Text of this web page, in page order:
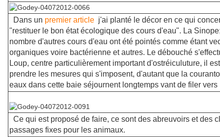
Dans un premier article j'ai planté le décor en ce qui
"restituer le bon état écologique des cours d'eau". La
nombre d'autres cours d'eau ont été pointés comme étant
organiques voire bactérienne et autres. Le débouché
Loup, centre particulièrement important d'ostréiculuture, il
prendre les mesures qui s'imposent, d'autant que la
eaux dans cette baie séjournent longtemps vant de filer vers
Ce qui est proposé de faire, ce sont des abreuvoirs et des
passages fixes pour les animaux.